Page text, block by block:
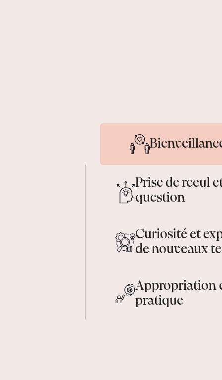
Prise de recul
question
Curiosité et
de nouveaux
Appropriation
pratique